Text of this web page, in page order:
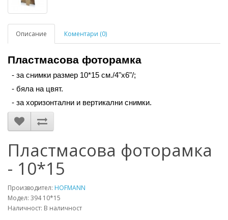
Описание Коментари (0)
Пластмасова фоторамка
- за снимки размер 10*15 см./4"х6"/;
- бяла на цвят.
- за хоризонтални и вертикални снимки.
Пластмасова фоторамка
- 10*15
Производител: HOFMANN
Модел: 394 10*15
Наличност: В наличност